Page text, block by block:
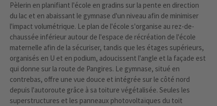
Pèlerin en planifiant l'école en gradins sur la pente en direction
du lac et en abaissant le gymnase d'un niveau afin de minimiser
l'impact volumétrique. Le plan de l'école s'organise au rez-de-
chaussée inférieur autour de l'espace de récréation de l'école
maternelle afin de la sécuriser, tandis que les étages supérieurs,
organisés en U et en podium, adoucissent l'angle et la façade est
qui donne sur la route de Pangires. Le gymnase, situé en
contrebas, offre une vue douce et intégrée sur le côté nord
depuis l'autoroute grâce à sa toiture végétalisée. Seules les
superstructures et les panneaux photovoltaïques du toit